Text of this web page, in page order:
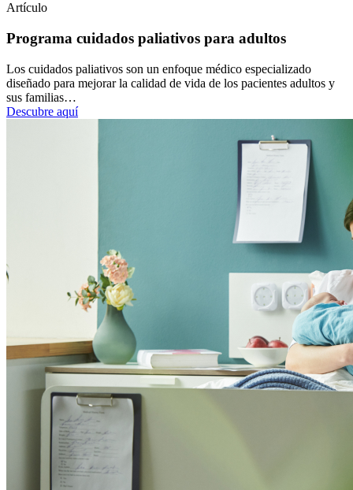
Artículo
Programa cuidados paliativos para adultos
Los cuidados paliativos son un enfoque médico especializado
diseñado para mejorar la calidad de vida de los pacientes adultos y
sus familias…
Descubre aquí